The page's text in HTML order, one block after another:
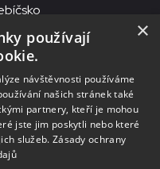
Budějovice
Purcnerova 62, 676 02
datové schránky: chjn2kd
×
používají
návštěvnosti používáme
našich stránek také
partnery, kteří je mohou
jste jim poskytli nebo které
služeb. Zásady ochrany